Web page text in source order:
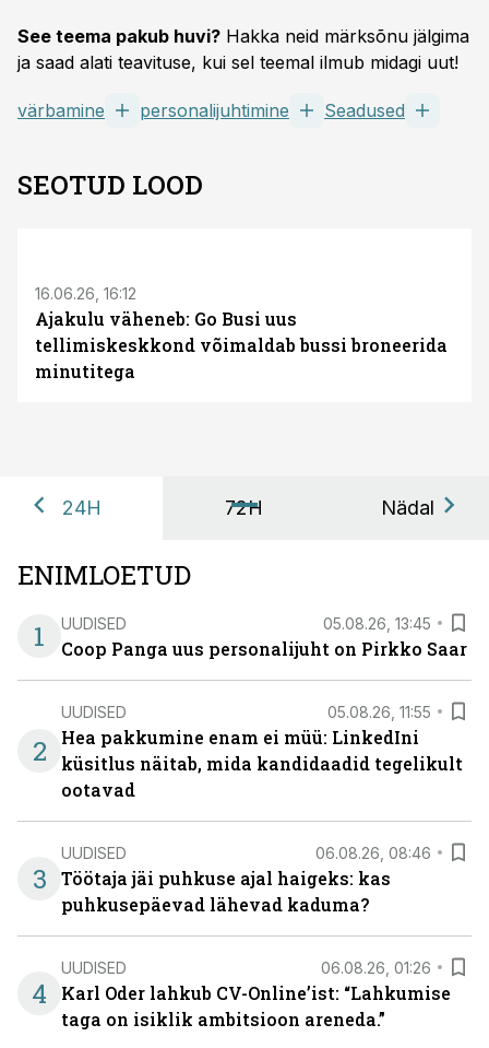
See teema pakub huvi? Hakka neid märksõnu jälgima
ja saad alati teavituse, kui sel teemal ilmub midagi uut!
värbamine personalijuhtimine Seadused
SEOTUD LOOD
16.06.26, 16:12
Ajakulu väheneb: Go Busi uus
tellimiskeskkond võimaldab bussi broneerida
minutitega
24H 72H Nädal
ENIMLOETUD
1
UUDISED 05.08.26, 13:45
Coop Panga uus personalijuht on Pirkko Saar
2
UUDISED 05.08.26, 11:55
Hea pakkumine enam ei müü: LinkedIni
küsitlus näitab, mida kandidaadid tegelikult
ootavad
3
UUDISED 06.08.26, 08:46
Töötaja jäi puhkuse ajal haigeks: kas
puhkusepäevad lähevad kaduma?
4
UUDISED 06.08.26, 01:26
Karl Oder lahkub CV-Online’ist: “Lahkumise
taga on isiklik ambitsioon areneda.”